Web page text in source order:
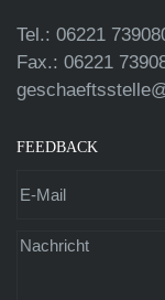
Tel.: 06221
Fax.: 06221
FEEDBACK